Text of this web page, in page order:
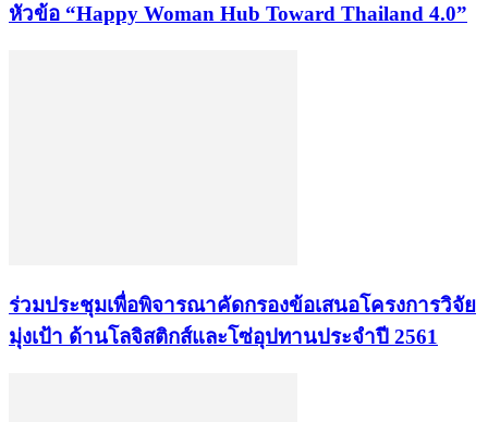
หัวข้อ “Happy Woman Hub Toward Thailand 4.0”
ร่วมประชุมเพื่อพิจารณาคัดกรองข้อเสนอโครงการวิจัย
มุ่งเป้า ด้านโลจิสติกส์และโซ่อุปทานประจำปี 2561